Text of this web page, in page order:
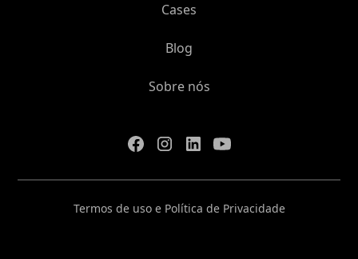
Cases
Blog
Sobre nós
Termos de uso e Política de Privacidade